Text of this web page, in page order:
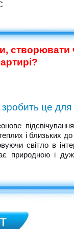
створювати
це для
і близьких
світло в
природною і